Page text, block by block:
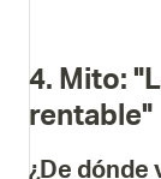
4. Mito:
rentable"
¿De dónde